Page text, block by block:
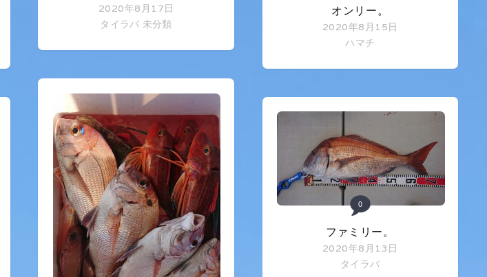
2020年8月17日
タイラバ 未分類
オンリー。
2020年8月15日
ハマチ
0
ファミリー。
2020年8月13日
タイラバ